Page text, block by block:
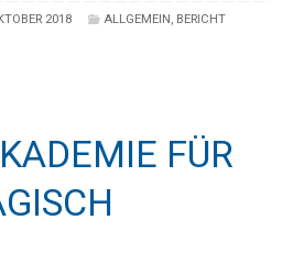
2018 ALLGEMEIN, BERICHT
FÜR